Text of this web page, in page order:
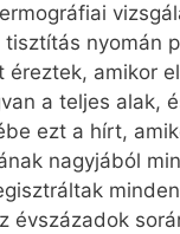
nyomán
amikor
a teljes alak,
ezt a hírt,
nagyjából